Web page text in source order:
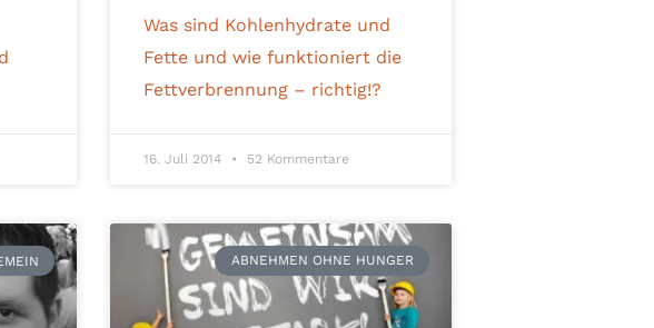
Was sind Kohlenhydrate und
Fette und wie funktioniert die
Fettverbrennung – richtig!?
16. Juli 2014 52 Kommentare
ABNEHMEN OHNE HUNGER